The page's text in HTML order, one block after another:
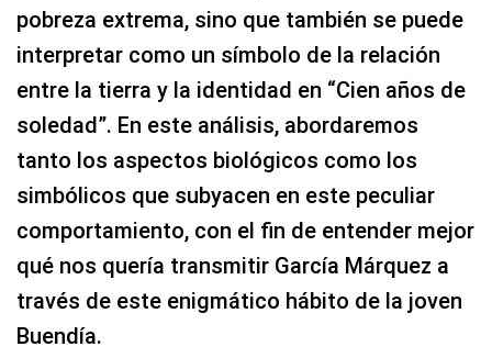
pobreza extrema, sino que también se puede
interpretar como un símbolo de la relación
entre la tierra y la identidad en “Cien años de
soledad”. En este análisis, abordaremos
tanto los aspectos biológicos como los
simbólicos que subyacen en este peculiar
comportamiento, con el fin de entender mejor
qué nos quería transmitir García Márquez a
través de este enigmático hábito de la joven
Buendía.